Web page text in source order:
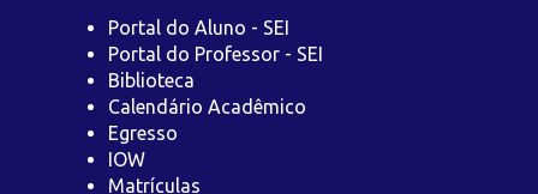
Portal do Aluno - SEI
Portal do Professor - SEI
Biblioteca
Calendário Acadêmico
Egresso
IOW
Matrículas